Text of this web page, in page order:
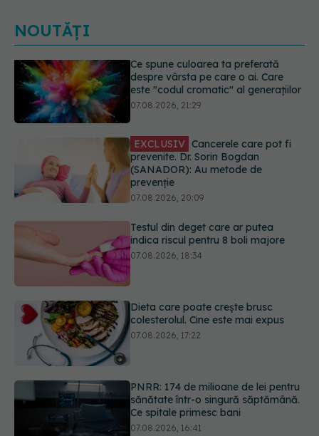
NOUTĂȚI
EXCLUSIV Cancerele care pot fi
prevenite. Dr. Sorin Bogdan
(SANADOR): Au metode de
07.08.2026, 20:09
Testul din deget care ar putea
indica riscul pentru 8 boli majore
07.08.2026, 18:34
Dieta care poate crește brusc
colesterolul. Cine este mai expus
PNRR: 174 de milioane de lei pentru
sănătate într-o singură săptămână.
Ce spune culoarea ta preferată
despre vârsta pe care o ai. Care
este "codul cromatic" al generațiilor